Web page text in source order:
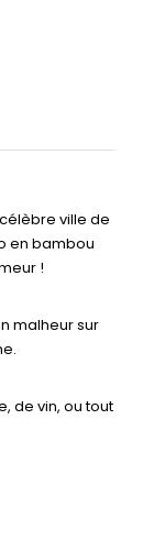
ville de
en bambou
!
malheur sur
de vin, ou tout